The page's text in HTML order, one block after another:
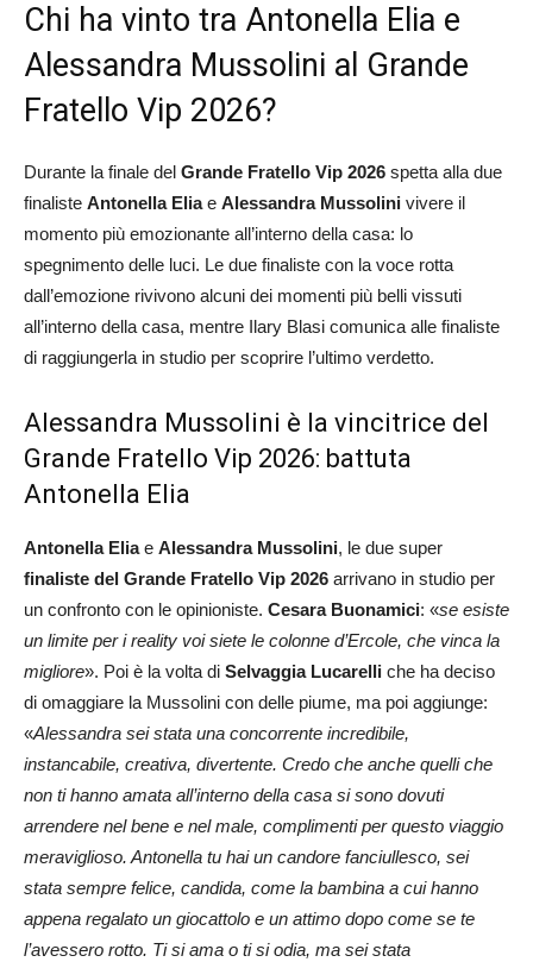
Chi ha vinto tra Antonella Elia e
Alessandra Mussolini al Grande
Fratello Vip 2026?
Durante la finale del Grande Fratello Vip 2026 spetta alla due
finaliste Antonella Eliae Alessandra Mussolini vivere il
momento più emozionante all’interno della casa: lo
spegnimento delle luci. Le due finaliste con la voce rotta
dall’emozione rivivono alcuni dei momenti più belli vissuti
all’interno della casa, mentre Ilary Blasi comunica alle finaliste
di raggiungerla in studio per scoprire l’ultimo verdetto.
Alessandra Mussolini è la vincitrice del
Grande Fratello Vip 2026: battuta
Antonella Elia
Antonella Eliae Alessandra Mussolini, le due super
finaliste del Grande Fratello Vip 2026 arrivano in studio per
un confronto con le opinioniste. Cesara Buonamici: «se esiste
un limite per i reality voi siete le colonne d’Ercole, che vinca la
migliore». Poi è la volta di Selvaggia Lucarelli che ha deciso
di omaggiare la Mussolini con delle piume, ma poi aggiunge:
«Alessandra sei stata una concorrente incredibile,
instancabile, creativa, divertente. Credo che anche quelli che
non ti hanno amata all’interno della casa si sono dovuti
arrendere nel bene e nel male, complimenti per questo viaggio
meraviglioso. Antonella tu hai un candore fanciullesco, sei
stata sempre felice, candida, come la bambina a cui hanno
appena regalato un giocattolo e un attimo dopo come se te
l’avessero rotto. Ti si ama o ti si odia, ma sei stata